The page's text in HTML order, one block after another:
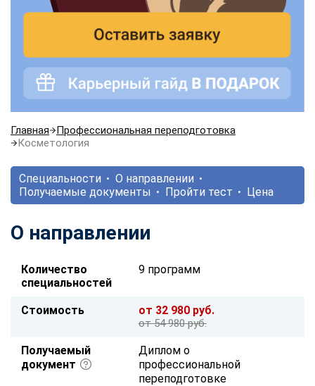
Главная
Профессиональная переподготовка
Косметология
Специальности
О направлении
Получаемые документы
Пройти тест Цена
О направлении
Количество
специальностей
9 программ
Стоимость от 32 980 руб.
от 54 980 руб.
Получаемый
документ
Диплом о
профессиональной
переподготовке